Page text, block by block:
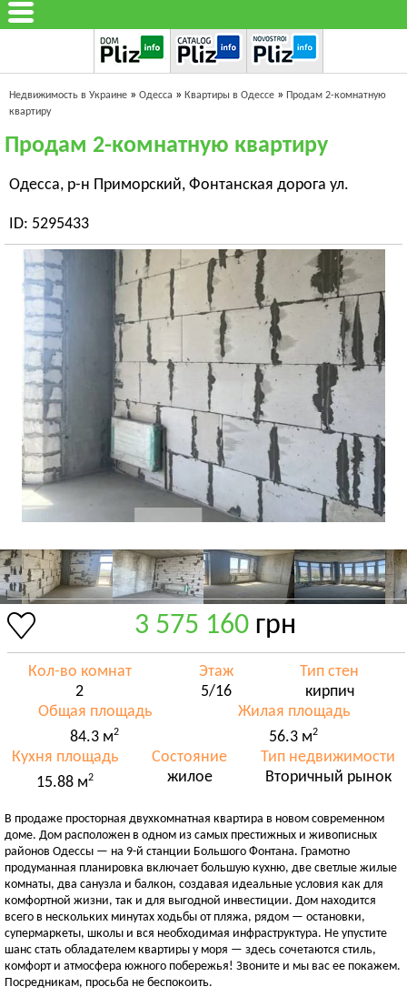
Недвижимость в Украине » Одесса » Квартиры в Одессе » Продам 2-комнатную
квартиру
Продам 2-комнатную квартиру
Одесса, р-н Приморский, Фонтанская дорога ул.
ID: 5295433
3 575 160 грн
Кол-во комнат
2
Этаж
5/16
Тип стен
кирпич
Общая площадь
84.3 м2
Жилая площадь
56.3 м2
Кухня площадь
15.88 м2
Состояние
жилое
Тип недвижимости
Вторичный рынок
В продаже просторная двухкомнатная квартира в новом современном
доме. Дом расположен в одном из самых престижных и живописных
районов Одессы — на 9-й станции Большого Фонтана. Грамотно
продуманная планировка включает большую кухню, две светлые жилые
комнаты, два санузла и балкон, создавая идеальные условия как для
комфортной жизни, так и для выгодной инвестиции. Дом находится
всего в нескольких минутах ходьбы от пляжа, рядом — остановки,
супермаркеты, школы и вся необходимая инфраструктура. Не упустите
шанс стать обладателем квартиры у моря — здесь сочетаются стиль,
комфорт и атмосфера южного побережья! Звоните и мы вас ее покажем.
Посредникам, просьба не беспокоить.